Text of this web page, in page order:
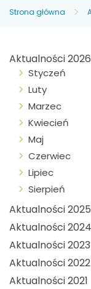
Strona główna
Aktualności 2026
Styczeń
Luty
Marzec
Kwiecień
Maj
Czerwiec
Lipiec
Sierpień
Aktualności 2025
Aktualności 2024
Aktualności 2023
Aktualności 2022
Aktualności 2021